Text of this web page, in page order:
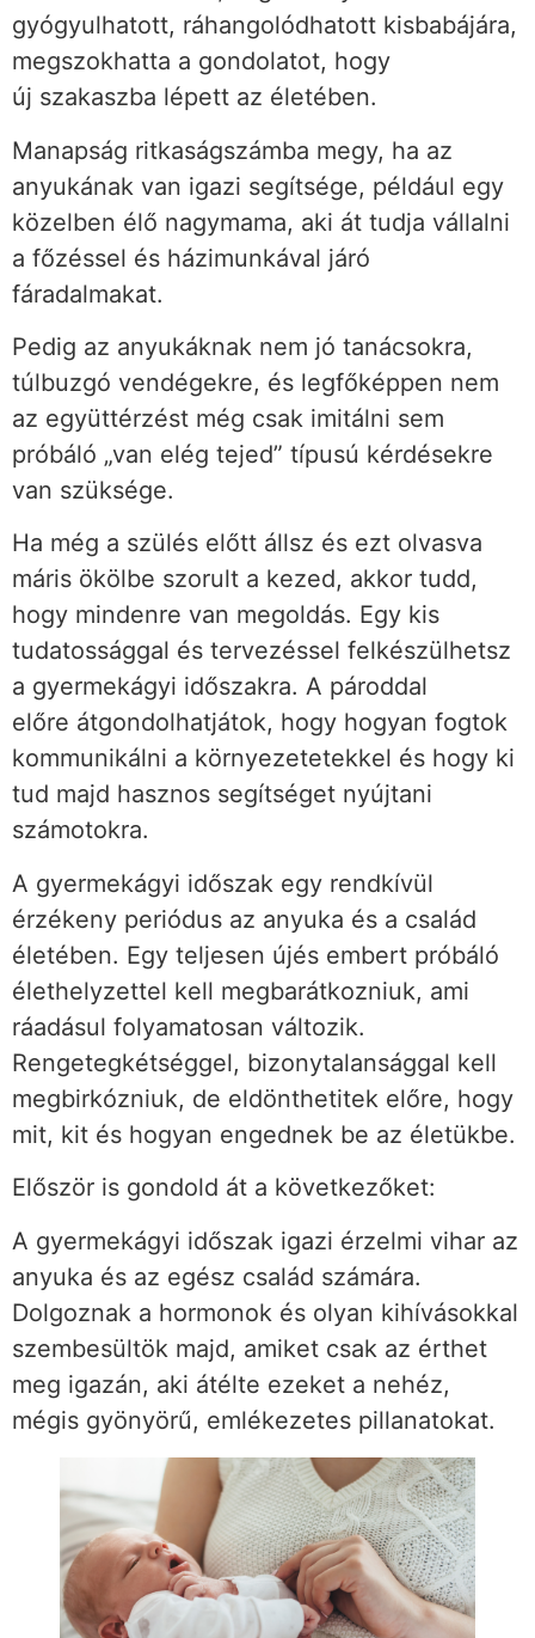
gyógyulhatott, ráhangolódhatott kisbabájára,
megszokhatta a gondolatot, hogy
új szakaszba lépett az életében.
Manapság ritkaságszámba megy, ha az
anyukának van igazi segítsége, például egy
közelben élő nagymama, aki át tudja vállalni
a főzéssel és házimunkával járó
fáradalmakat.
Pedig az anyukáknak nem jó tanácsokra,
túlbuzgó vendégekre, és legfőképpen nem
az együttérzést még csak imitálni sem
próbáló „van elég tejed” típusú kérdésekre
van szüksége.
Ha még a szülés előtt állsz és ezt olvasva
máris ökölbe szorult a kezed, akkor tudd,
hogy mindenre van megoldás. Egy kis
tudatossággal és tervezéssel felkészülhetsz
a gyermekágyi időszakra. A pároddal
előre átgondolhatjátok, hogy hogyan fogtok
kommunikálni a környezetetekkel és hogy ki
tud majd hasznos segítséget nyújtani
számotokra.
A gyermekágyi időszak egy rendkívül
érzékeny periódus az anyuka és a család
életében. Egy teljesen újés embert próbáló
élethelyzettel kell megbarátkozniuk, ami
ráadásul folyamatosan változik.
Rengetegkétséggel, bizonytalansággal kell
megbirkózniuk, de eldönthetitek előre, hogy
mit, kit és hogyan engednek be az életükbe.
Először is gondold át a következőket:
A gyermekágyi időszak igazi érzelmi vihar az
anyuka és az egész család számára.
Dolgoznak a hormonok és olyan kihívásokkal
szembesültök majd, amiket csak az érthet
meg igazán, aki átélte ezeket a nehéz,
mégis gyönyörű, emlékezetes pillanatokat.